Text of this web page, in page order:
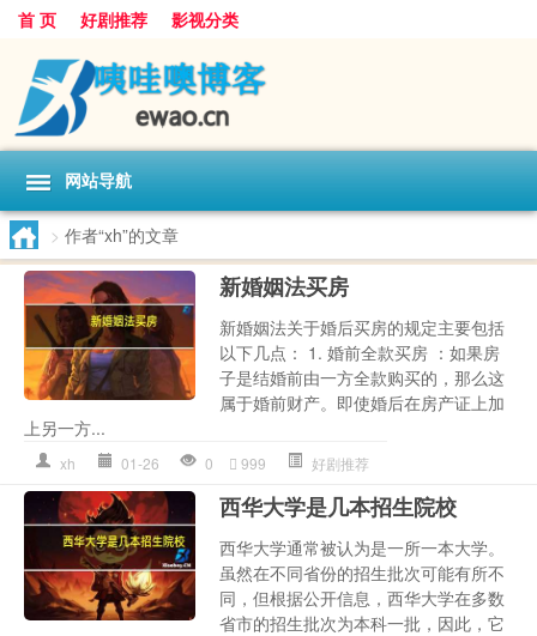
首 页 好剧推荐 影视分类
网站导航
> 作者“xh”的文章
新婚姻法买房
新婚姻法关于婚后买房的规定主要包括
以下几点： 1. 婚前全款买房 ：如果房
子是结婚前由一方全款购买的，那么这
属于婚前财产。即使婚后在房产证上加
上另一方...
xh 01-26 0 999 好剧推荐
西华大学是几本招生院校
西华大学通常被认为是一所一本大学。
虽然在不同省份的招生批次可能有所不
同，但根据公开信息，西华大学在多数
省市的招生批次为本科一批，因此，它